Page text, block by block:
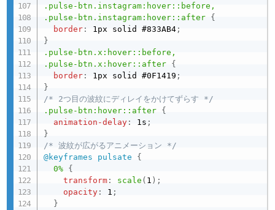
.pulse-btn.instagram:hover::before,
.pulse-btn.instagram:hover::after {
border : 1px solid #833AB4 ;
}
.pulse-btn.x:hover::before,
.pulse-btn.x:hover::after {
border : 1px solid #0F1419 ;
}
/* 2つ目の波紋にディレイをかけてずらす */
.pulse-btn:hover::after {
animation-delay : 1s ;
}
/* 波紋が広がるアニメーション */
@keyframes pulsate
{
0% {
transform : scale ( 1 ) ;
opacity : 1 ;
}